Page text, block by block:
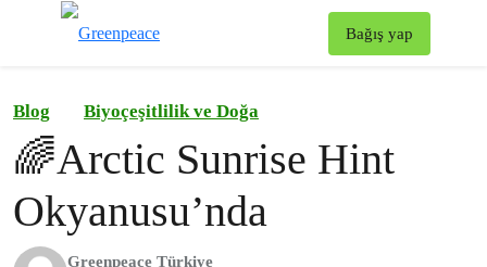
Bağış yap
Blog Biyoçeşitlilik ve Doğa
🌈Arctic Sunrise Hint
Okyanusu’nda
Greenpeace Türkiye